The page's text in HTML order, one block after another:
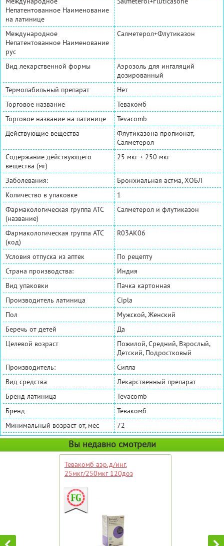
Непатентованное Наименование
на латинице
Международное
Непатентованное Наименование
рус
Салметерол+Флутиказон
Вид лекарственной формы
Аэрозоль для ингаляций
дозированный
Термолабильный препарат
Нет
Торговое название
Тевакомб
Торговое название на латинице
Tevacomb
Действующие вещества
Флутиказона пропионат,
Салметерол
Содержание действующего
вещества (мг)
25 мкг + 250 мкг
Заболевания:
Бронхиальная астма, ХОБЛ
Количество в упаковке
1
Фармакологическая группа АТС
(название)
Салметерол и флутиказон
Фармакологическая группа АТС
(код)
R03AK06
Условия отпуска из аптек
По рецепту
Страна производства:
Индия
Вид упаковки
Пачка картонная
Производитель латиница
Cipla
Пол
Мужской, Женский
Беречь от детей
Да
Целевой возраст
Пожилой, Средний, Взрослый,
Детский, Подростковый
Производитель:
Сипла
Вид средства
Лекарственный препарат
Бренд латиница
Tevacomb
Бренд
Тевакомб
Минимальный возраст от, мес
72
Вы недавно смотрели
Тевакомб аэр.д/инг.
25мкг/250мкг 120доз